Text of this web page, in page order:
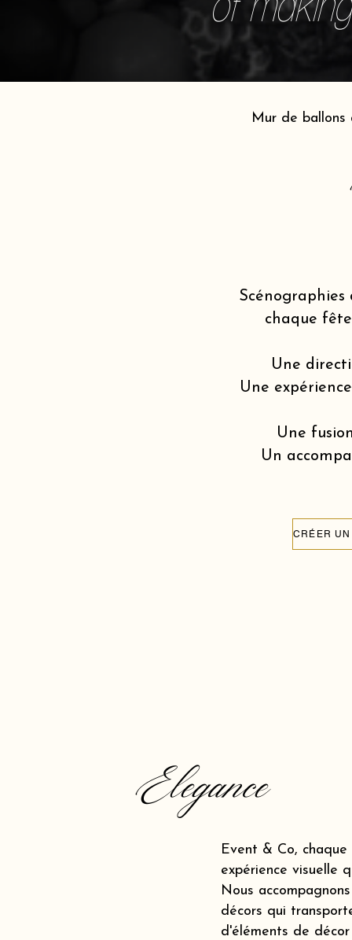
Mur de
Scénographies
chaque
Une
Une
Une
Un
Elegance
Event & Co,
expérience visuelle
Nous
décors qui
d'éléments de